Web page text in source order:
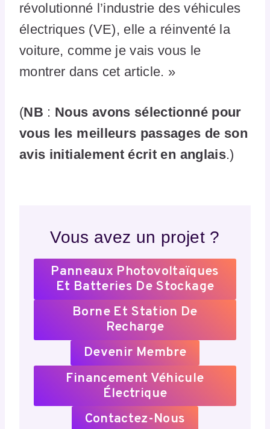
révolutionné l’industrie des véhicules
électriques (VE), elle a réinventé la
voiture, comme je vais vous le
montrer dans cet article. »
(NB : Nous avons sélectionné pour
vous les meilleurs passages de son
avis initialement écrit en anglais.)
Vous avez un projet ?
Panneaux Photovoltaïques
Et Batteries De Stockage
Borne Et Station De
Recharge
Devenir Membre
Financement Véhicule
Électrique
Contactez-Nous